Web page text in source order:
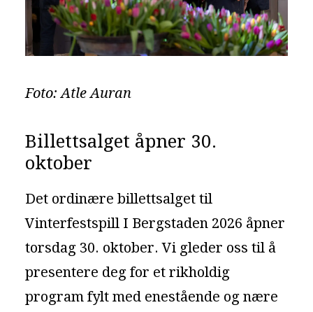
Foto: Atle Auran
Billettsalget åpner 30.
oktober
Det ordinære billettsalget til
Vinterfestspill I Bergstaden 2026 åpner
torsdag 30. oktober. Vi gleder oss til å
presentere deg for et rikholdig
program fylt med enestående og nære